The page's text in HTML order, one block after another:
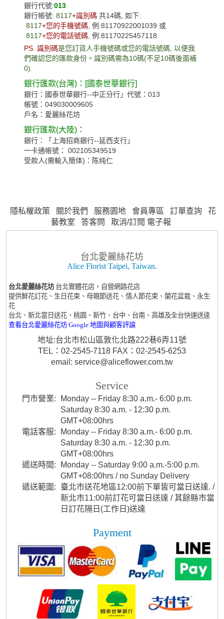
銀行代號:013
銀行帳號: 8117+識別碼 共14碼, 如下:
8117+您的手機號碼, 例:81170922001039 或
8117+您的電話號碼, 例:81170225457118
PS. 識別碼是您訂貨人手機號碼或您的電話號碼, 以便我
們確認您的匯款身份。識別碼需為10碼(不足10碼後面補
0).
銀行匯款(台灣)：[國泰世華銀行]
銀行：國泰世華銀行--中正分行」代號：013
帳號：049030009605
戶名：愛麗絲花坊
銀行匯款(大陸)：
銀行：「上海招商銀行--延西支行」
一卡通帳號： 002105349519
受款人(需輸入簡体)： 陈纯仁
隱私權政策 關於我們 服務園地 會員專區 訂單查詢
花
藝教室
答客問 取消/訂閱 電子報
台北愛麗絲花坊
Alice Florist Taipei, Taiwan.
台北愛麗絲花坊 台北實體花店，自營網路花店
提供鮮花訂花、生日花束、母親節送花、情人節花束、蘭花盆栽、永生
花
台北、新北當日送花，桃園、新竹、台中、台南、高雄及全台快速送達
查看台北愛麗絲花坊 Google 地圖與顧客評論
地址:台北市松山區敦化北路222巷6弄11號
TEL：02-2545-7118 FAX：02-2545-6253
email: service@aliceflower.com.tw
Service
門市營業:
Monday -- Friday 8:30 a.m.- 6:00 p.m.
Saturday 8:30 a.m. - 12:30 p.m.
GMT+08:00hrs
電話客服:
Monday -- Friday 8:30 a.m.- 6:00 p.m.
Saturday 8:30 a.m. - 12:30 p.m.
GMT+08:00hrs
遞送時間:
Monday -- Saturday 9:00 a.m.-5:00 p.m.
GMT+08:00hrs / no Sunday Delivery
遞送範圍:
臺北市送花地區12:00前下單皆可當日送達. /
新北市11:00前訂花可當日送達 / 其餘縣市當
日訂花隔日(工作日)送達
Payment